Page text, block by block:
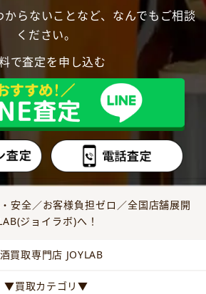
らないことなど、なんでもご相談
ください。
で査定を申し込む
安全／お客様負担ゼロ／全国店舗展開
ジョイラボ)へ！
買取専門店 JOYLAB
▼買取カテゴリ▼